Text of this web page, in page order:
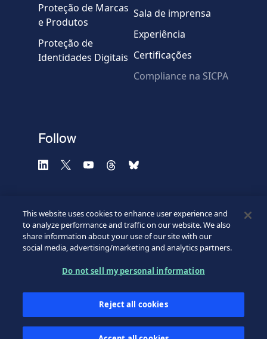
* Campos obrigatórios
Proteção de Marcas
e Produtos
Proteção de
Identidades Digitais
Sala de imprensa
Experiência
Certificações
Compliance na SICPA
Follow
Footer
Bottom
Termos e condições de uso
Aviso de Privacidade
Direitos de Privacidade
This website uses cookies to enhance user experience and
to analyze performance and traffic on our website. We also
share information about your use of our site with our
social media, advertising/marketing and analytics partners.
Do not sell my personal information
Reject all cookies